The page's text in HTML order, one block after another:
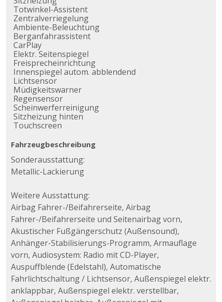
Totwinkel-Assistent
Zentralverriegelung
Ambiente-Beleuchtung
Berganfahrassistent
CarPlay
Elektr. Seitenspiegel
Freisprecheinrichtung
Innenspiegel autom. abblendend
Lichtsensor
Müdigkeitswarner
Regensensor
Scheinwerferreinigung
Sitzheizung hinten
Touchscreen
Fahrzeugbeschreibung
Sonderausstattung:
Metallic-Lackierung
Weitere Ausstattung:
Airbag Fahrer-/Beifahrerseite, Airbag
Fahrer-/Beifahrerseite und Seitenairbag vorn,
Akustischer Fußgängerschutz (Außensound),
Anhänger-Stabilisierungs-Programm, Armauflage
vorn, Audiosystem: Radio mit CD-Player,
Auspuffblende (Edelstahl), Automatische
Fahrlichtschaltung / Lichtsensor, Außenspiegel elektr.
anklappbar, Außenspiegel elektr. verstellbar,